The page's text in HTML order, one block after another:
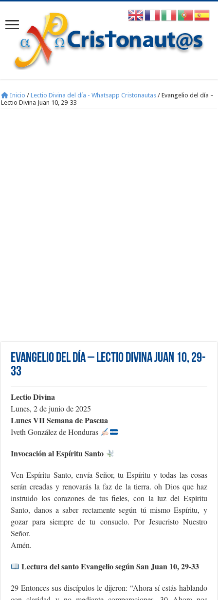
Inicio / Lectio Divina del día - Whatsapp Cristonautas / Evangelio del día –
Lectio Divina Juan 10, 29-33
Evangelio del día – Lectio Divina Juan 10, 29-
33
Lectio Divina
Lunes, 2 de junio de 2025
Lunes VII Semana de Pascua
Iveth González de Honduras
Invocación al Espíritu Santo
Ven Espíritu Santo, envía Señor, tu Espíritu y todas las cosas
serán creadas y renovarás la faz de la tierra. oh Dios que haz
instruido los corazones de tus fieles, con la luz del Espíritu
Santo, danos a saber rectamente según tú mismo Espíritu, y
gozar para siempre de tu consuelo. Por Jesucristo Nuestro
Señor.
Amén.
Lectura del santo Evangelio según San Juan 10, 29-33
29 Entonces sus discípulos le dijeron: “Ahora sí estás hablando